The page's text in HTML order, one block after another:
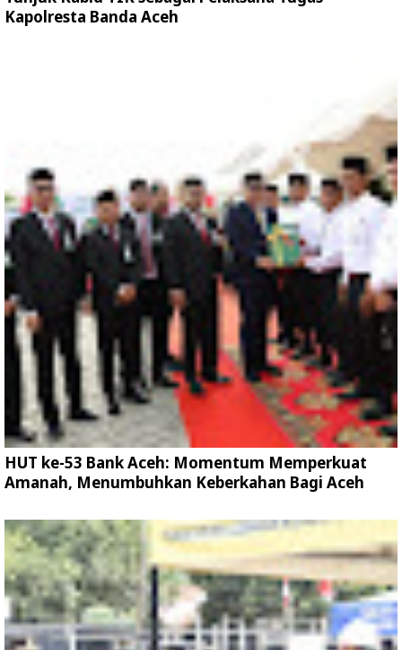
Kapolresta Banda Aceh
HUT ke-53 Bank Aceh: Momentum Memperkuat
Amanah, Menumbuhkan Keberkahan Bagi Aceh